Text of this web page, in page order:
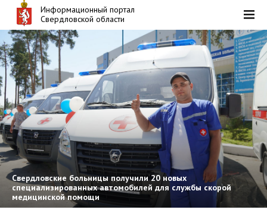
Информационный портал
Свердловской области
Свердловские больницы получили 20 новых
специализированных автомобилей для службы скорой
медицинской помощи